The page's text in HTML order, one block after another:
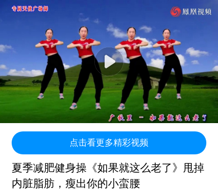
点击看更多精彩视频
夏季减肥健身操《如果就这么老了》甩掉
内脏脂肪，瘦出你的小蛮腰